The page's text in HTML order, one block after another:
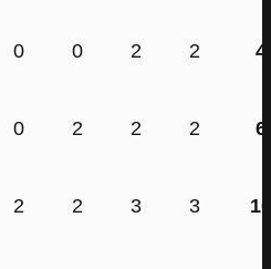
0 0 2 2 4
0 2 2 2 6
2 2 3 3